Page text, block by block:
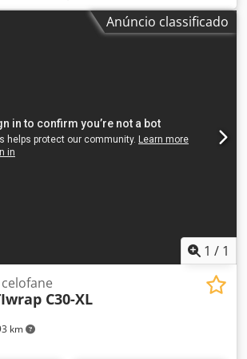
máxima de ciclos da máquina em
ciclos/minuto; Dimensões do produto
Anúncio classificado
1 / 1
km
C30-XL